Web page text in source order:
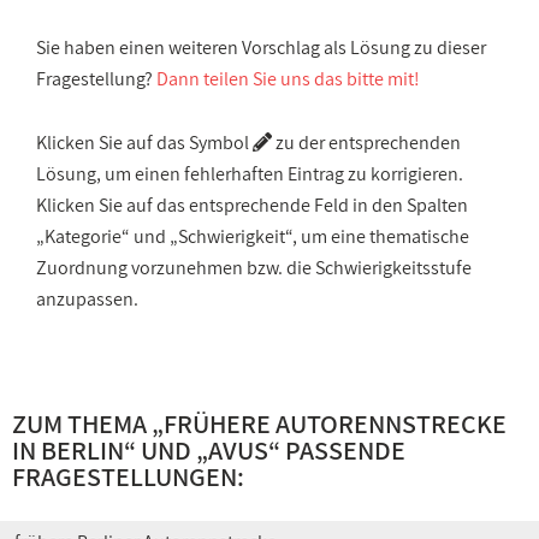
Sie haben einen weiteren Vorschlag als Lösung zu dieser
Fragestellung? Dann teilen Sie uns das bitte mit!
Klicken Sie auf das Symbol
zu der entsprechenden
Lösung, um einen fehlerhaften Eintrag zu korrigieren.
Klicken Sie auf das entsprechende Feld in den Spalten
„Kategorie“ und „Schwierigkeit“, um eine thematische
Zuordnung vorzunehmen bzw. die Schwierigkeitsstufe
anzupassen.
ZUM THEMA „FRÜHERE AUTORENNSTRECKE
IN BERLIN“ UND „AVUS“ PASSENDE
FRAGESTELLUNGEN: